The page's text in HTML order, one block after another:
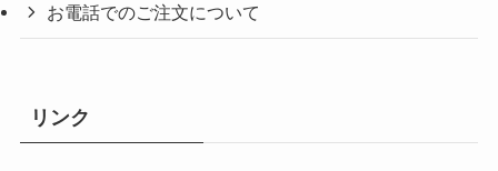
お電話でのご注文について
リンク